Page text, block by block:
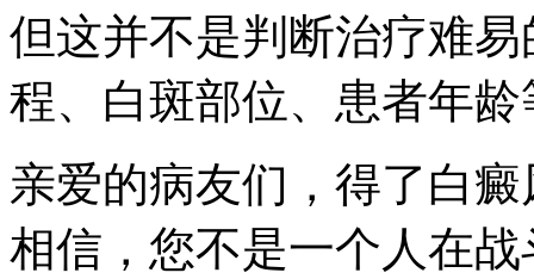
但这并不是判断治疗难
程、白斑部位、患者年
亲爱的病友们，得了白
相信，您不是一个人在